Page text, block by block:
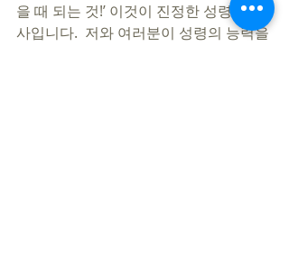
을 때 되는 것!’ 이것이 진정한 성령의 역
사입니다.  저와 여러분이 성령의 능력을